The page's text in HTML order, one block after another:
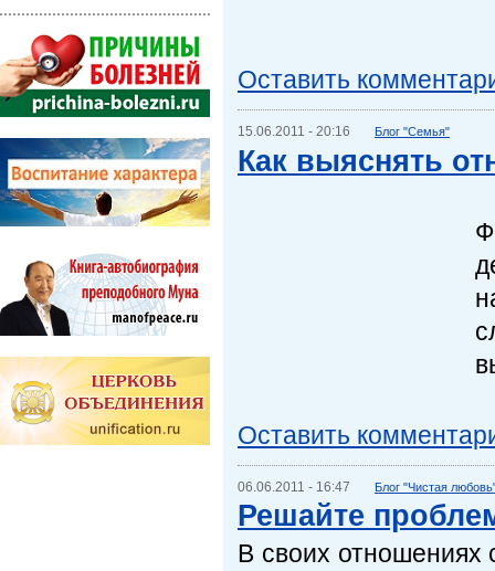
Оставить
15.06.2011 - 20:16 Блог "Семья"
Как выяснять
Оставить
06.06.2011 - 16:47 Блог "Чистая
Решайте
В своих отношениях